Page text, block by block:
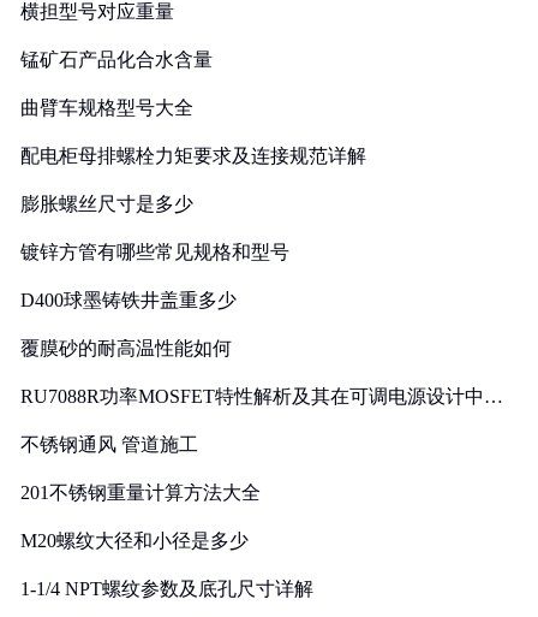
横担型号对应重量
锰矿石产品化合水含量
曲臂车规格型号大全
配电柜母排螺栓力矩要求及连接规范详解
膨胀螺丝尺寸是多少
镀锌方管有哪些常见规格和型号
D400球墨铸铁井盖重多少
覆膜砂的耐高温性能如何
RU7088R功率MOSFET特性解析及其在可调电源设计中的
不锈钢通风 管道施工
201不锈钢重量计算方法大全
M20螺纹大径和小径是多少
1-1/4 NPT螺纹参数及底孔尺寸详解